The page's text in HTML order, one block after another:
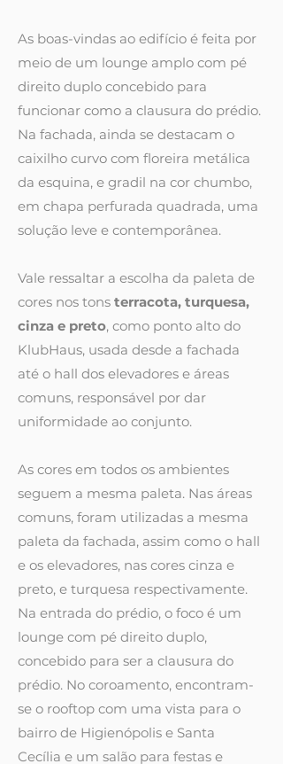
As boas-vindas ao edifício é feita por
meio de um lounge amplo com pé
direito duplo concebido para
funcionar como a clausura do prédio.
Na fachada, ainda se destacam o
caixilho curvo com floreira metálica
da esquina, e gradil na cor chumbo,
em chapa perfurada quadrada, uma
solução leve e contemporânea.
Vale ressaltar a escolha da paleta de
cores nos tons terracota, turquesa,
cinza e preto, como ponto alto do
KlubHaus, usada desde a fachada
até o hall dos elevadores e áreas
comuns, responsável por dar
uniformidade ao conjunto.
As cores em todos os ambientes
seguem a mesma paleta. Nas áreas
comuns, foram utilizadas a mesma
paleta da fachada, assim como o hall
e os elevadores, nas cores cinza e
preto, e turquesa respectivamente.
Na entrada do prédio, o foco é um
lounge com pé direito duplo,
concebido para ser a clausura do
prédio. No coroamento, encontram-
se o rooftop com uma vista para o
bairro de Higienópolis e Santa
Cecília e um salão para festas e